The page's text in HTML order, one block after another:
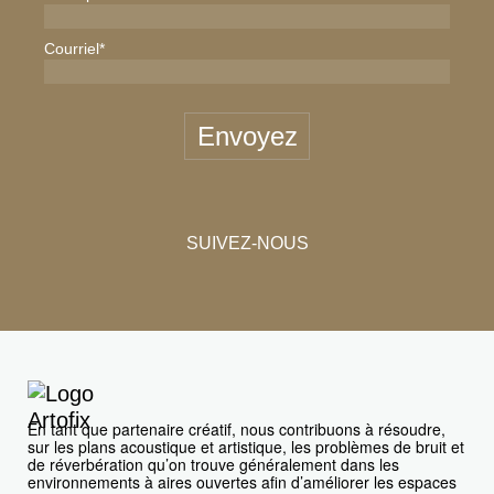
Courriel*
Envoyez
SUIVEZ-NOUS
En tant que partenaire créatif, nous contribuons à résoudre,
sur les plans acoustique et artistique, les problèmes de bruit et
de réverbération qu’on trouve généralement dans les
environnements à aires ouvertes afin d’améliorer les espaces